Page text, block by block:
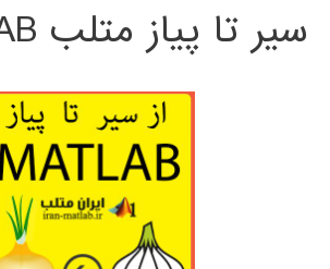
سیر تا پیاز متلب MATLAB